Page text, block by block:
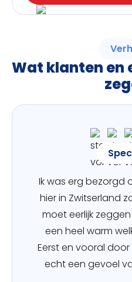
Wat klanten en
Ik was erg bezorgd
hier in Zwitserland
moet eerlijk
een heel warm
Eerst en vooral door
echt een gevoel